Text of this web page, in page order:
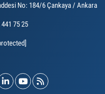
No: 184/6 Çankaya / Ankara
75 25